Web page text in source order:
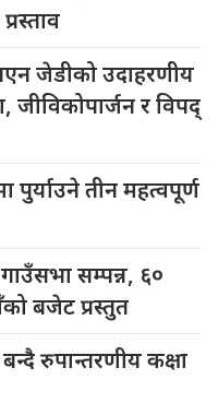
जेडीको उदाहरणीय
जीविकोपार्जन र विपद्
पुर्याउने तीन महत्वपूर्ण
सम्पन्न, ६०
बजेट प्रस्तुत
रुपान्तरणीय कक्षा